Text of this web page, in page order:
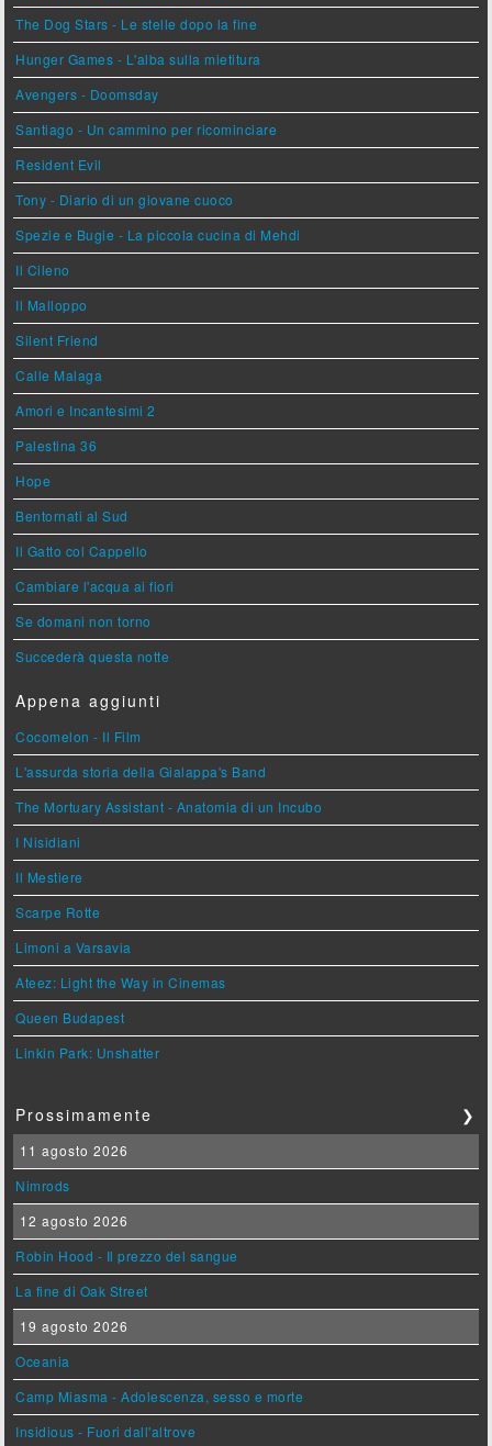
The Dog Stars - Le stelle dopo la fine
Hunger Games - L'alba sulla mietitura
Avengers - Doomsday
Santiago - Un cammino per ricominciare
Resident Evil
Tony - Diario di un giovane cuoco
Spezie e Bugie - La piccola cucina di Mehdi
Il Cileno
Il Malloppo
Silent Friend
Calle Malaga
Amori e Incantesimi 2
Palestina 36
Hope
Bentornati al Sud
Il Gatto col Cappello
Cambiare l'acqua ai fiori
Se domani non torno
Succederà questa notte
Appena aggiunti
Cocomelon - Il Film
L'assurda storia della Gialappa's Band
The Mortuary Assistant - Anatomia di un Incubo
I Nisidiani
Il Mestiere
Scarpe Rotte
Limoni a Varsavia
Ateez: Light the Way in Cinemas
Queen Budapest
Linkin Park: Unshatter
Prossimamente ❯
11 agosto 2026
Nimrods
12 agosto 2026
Robin Hood - Il prezzo del sangue
La fine di Oak Street
19 agosto 2026
Oceania
Camp Miasma - Adolescenza, sesso e morte
Insidious - Fuori dall'altrove